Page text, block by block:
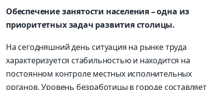
Обеспечение занятости населения – одна из
приоритетных задач развития столицы.
На сегодняшний день ситуация на рынке труда
характеризуется стабильностью и находится на
постоянном контроле местных исполнительных
органов. Уровень безработицы в городе составляет